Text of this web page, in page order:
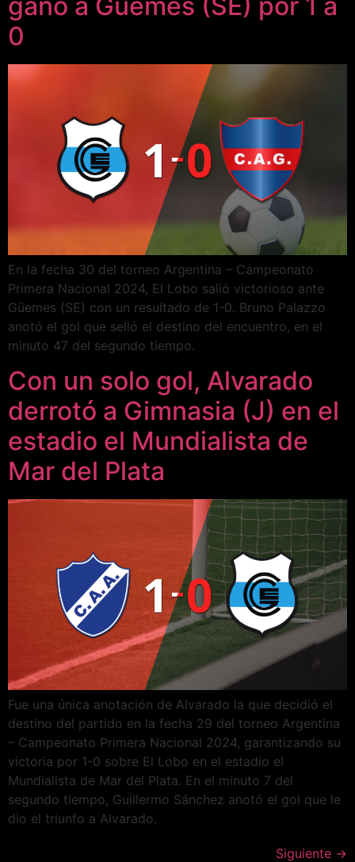
0
En la fecha 30 del torneo Argentina – Campeonato
Primera Nacional 2024, El Lobo salió victorioso ante
Güemes (SE) con un resultado de 1-0. Bruno Palazzo
anotó el gol que selló el destino del encuentro, en el
minuto 47 del segundo tiempo.
Con un solo gol, Alvarado
derrotó a Gimnasia (J) en el
estadio el Mundialista de
Mar del Plata
Fue una única anotación de Alvarado la que decidió el
destino del partido en la fecha 29 del torneo Argentina
– Campeonato Primera Nacional 2024, garantizando su
victoria por 1-0 sobre El Lobo en el estadio el
Mundialista de Mar del Plata. En el minuto 7 del
segundo tiempo, Guillermo Sánchez anotó el gol que le
dio el triunfo a Alvarado.
Siguiente →